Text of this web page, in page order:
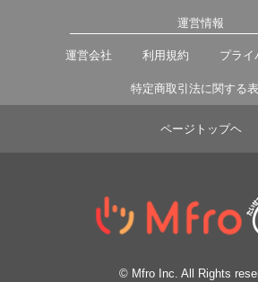
運営情報
運営会社 利用規約 プライ
特定商取引法に関する
ページトップヘ
© Mfro Inc. All Rights